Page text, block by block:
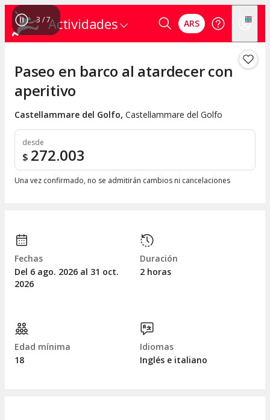
Actividades ARS
4 /7
Paseo en barco al atardecer con
aperitivo
Castellammare del Golfo, Castellammare del Golfo
desde
$ 272.003
Una vez confirmado, no se admitirán cambios ni cancelaciones
Fechas
Del 6 ago. 2026 al 31 oct.
2026
Duración
2 horas
Edad mínima
18
Idiomas
Inglés e italiano